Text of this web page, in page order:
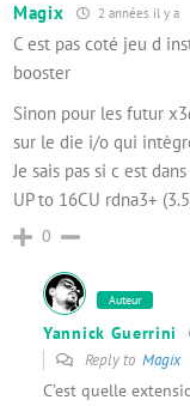
Magix 2 années il y a
C est pas coté jeu d
booster
Sinon pour les futur
sur le die i/o qui
Je sais pas si c est
UP to 16CU rdna3+
0
Auteur
Yannick Guerrini
Reply to Magix
C’est quelle